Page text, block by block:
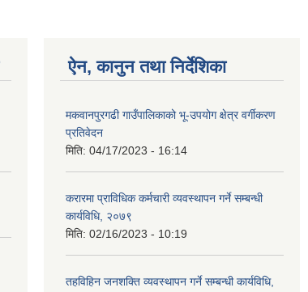
ऐन, कानुन तथा निर्देशिका
मकवानपुरगढी गाउँपालिकाको भू-उपयोग क्षेत्र वर्गीकरण
प्रतिवेदन
मिति: 04/17/2023 - 16:14
करारमा प्राविधिक कर्मचारी व्यवस्थापन गर्ने सम्बन्धी
कार्यविधि, २०७९
मिति: 02/16/2023 - 10:19
तहविहिन जनशक्ति व्यवस्थापन गर्ने सम्बन्धी कार्यविधि,